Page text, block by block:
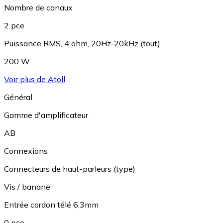
Nombre de canaux
2 pce
Puissance RMS, 4 ohm, 20Hz-20kHz (tout)
200 W
Voir plus de Atoll
Général
Gamme d'amplificateur
AB
Connexions
Connecteurs de haut-parleurs (type)
Vis / banane
Entrée cordon télé 6,3mm